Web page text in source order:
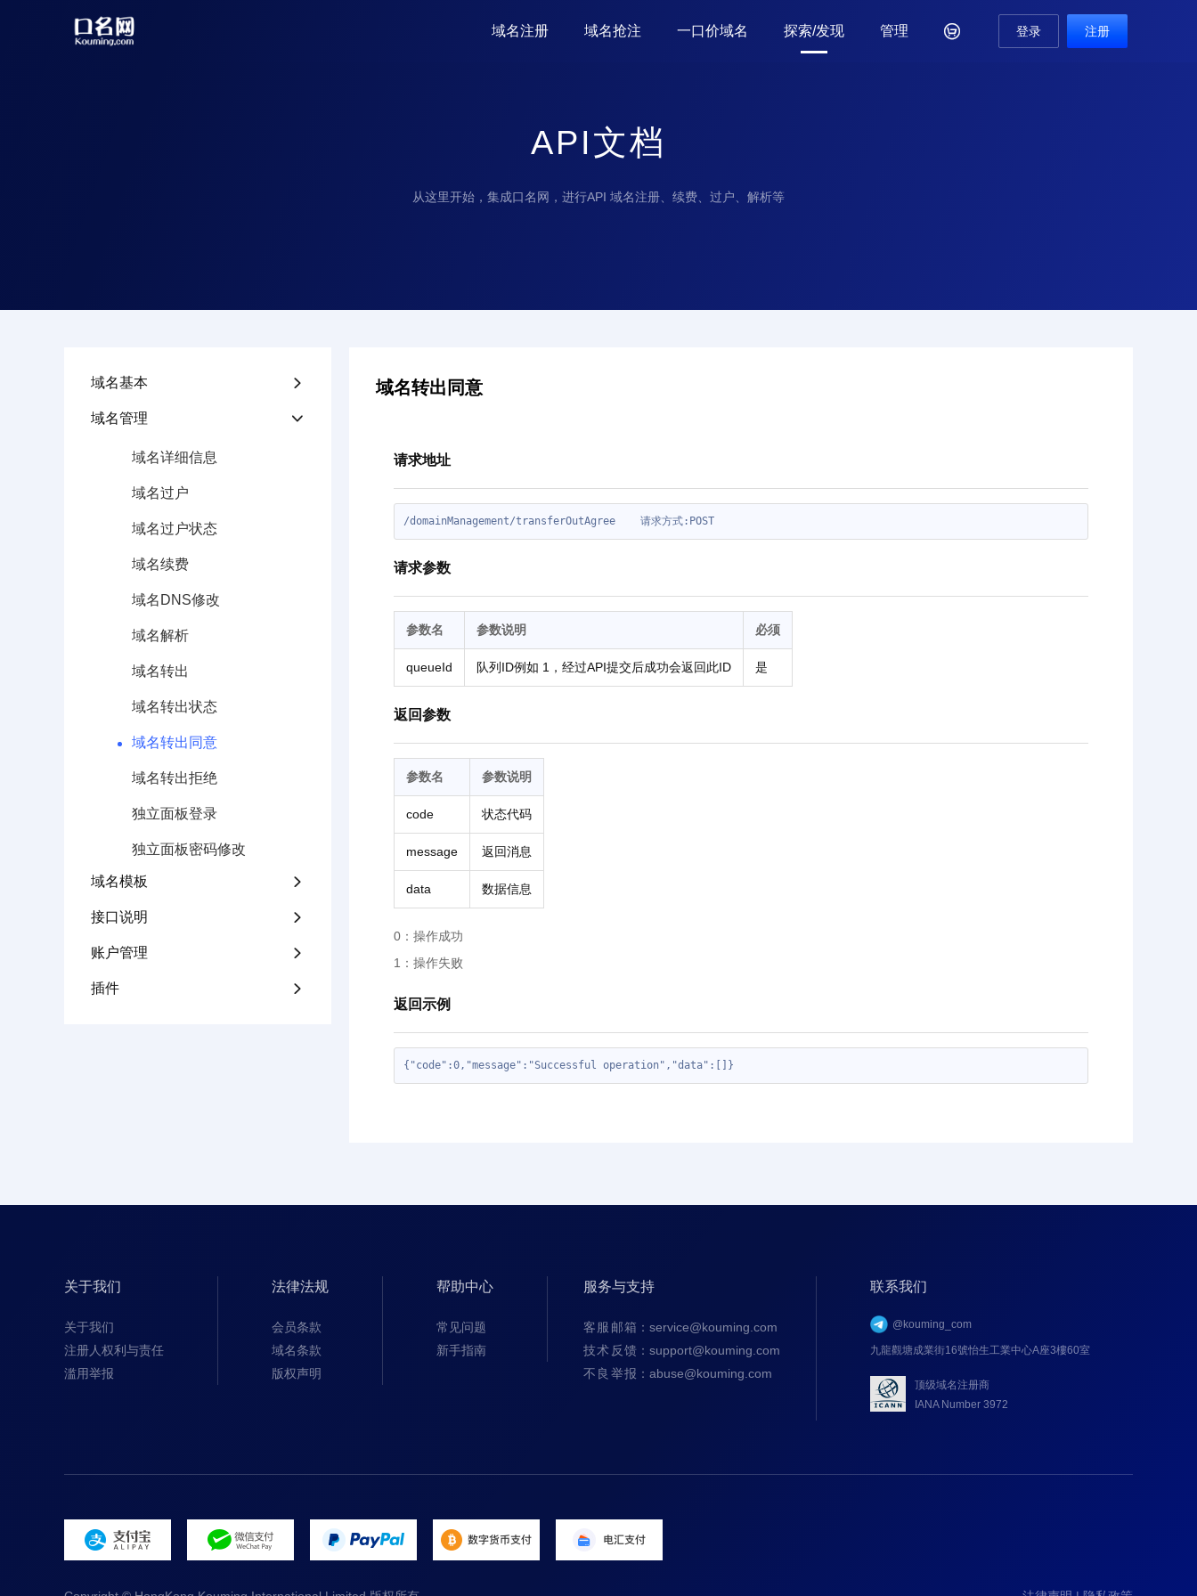
域名注册 域名抢注 一口价域名 探索/发现 管理  登录 注册
API文档
从这里开始，集成口名网，进行API 域名注册、续费、过户、解析等
域名基本 
域名管理 
域名详细信息
域名过户
域名过户状态
域名续费
域名DNS修改
域名解析
域名转出
域名转出状态
域名转出同意
域名转出拒绝
独立面板登录
独立面板密码修改
域名模板 
接口说明 
账户管理 
插件 
域名转出同意
请求地址
请求参数
参数名 参数说明 必须
queueId 队列ID例如 1，经过API提交后成功会返回此ID 是
返回参数
参数名 参数说明
code 状态代码
message 返回消息
data 数据信息
0：操作成功
1：操作失败
返回示例
关于我们
关于我们
注册人权利与责任
滥用举报
法律法规
会员条款
域名条款
版权声明
帮助中心
常见问题
新手指南
服务与支持
客服邮箱 ：service@kouming.com
技术反馈 ：support@kouming.com
不良举报 ：abuse@kouming.com
联系我们
@kouming_com
九龍觀塘成業街16號怡生工業中心A座3樓60室
顶级域名注册商
IANA Number 3972